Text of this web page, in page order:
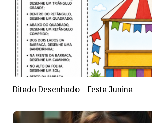
Ditado Desenhado – Festa Junina